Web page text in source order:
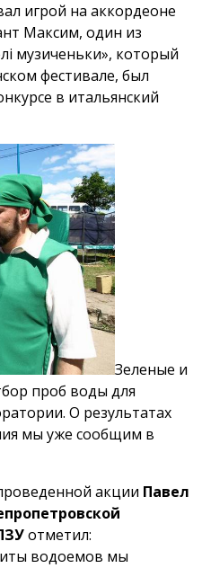
игрой на аккордеоне
Максим, один из
музиченьки», который
фестивале, был
в итальянский
Зеленые и
проб воды для
О результатах
мы уже сообщим в
акции Павел
отметил:
водоемов мы